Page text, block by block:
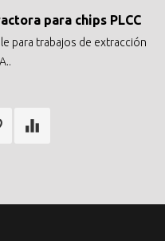
para chips PLCC
para trabajos de extracción